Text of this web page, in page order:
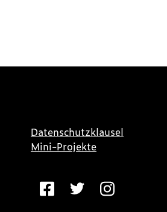
Datenschutzklausel
Mini-Projekte